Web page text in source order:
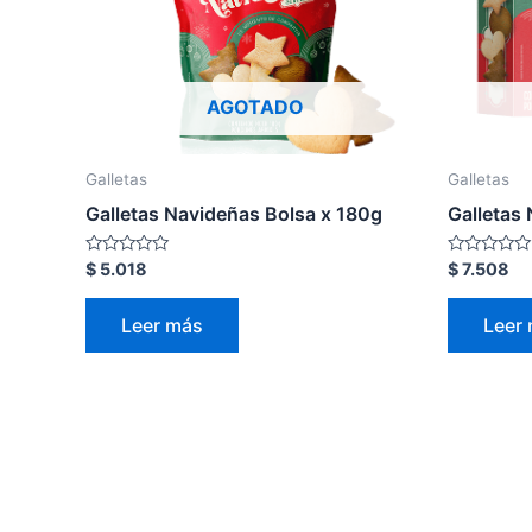
AGOTADO
Galletas
Galletas Navideñas Bolsa x 180g
Valorado
en
0
$ 5.018
Leer más
Galletas
Galletas
Valorado
en
0
$7.508
Leer